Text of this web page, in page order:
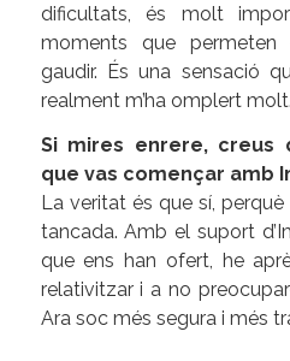
dificultats, és molt
moments que
gaudir. És una sensació
realment m’ha omplert molt.
Si mires enrere, creus
que vas començar amb
La veritat és que sí,
tancada. Amb el suport
que ens han ofert, he
relativitzar i a no
Ara soc més segura i més